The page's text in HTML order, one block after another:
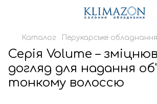
Каталог Перукарське обладнання
Серія Volume –
догляд для надання
тонкому волоссю